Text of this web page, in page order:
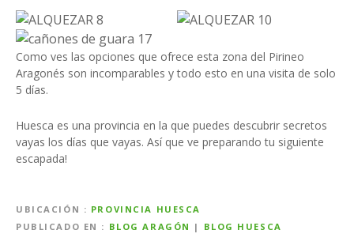
Como ves las opciones que ofrece esta zona del Pirineo
Aragonés son incomparables y todo esto en una visita de solo
5 días.
Huesca es una provincia en la que puedes descubrir secretos
vayas los días que vayas. Así que ve preparando tu siguiente
escapada!
UBICACIÓN
PROVINCIA HUESCA
PUBLICADO EN
BLOG ARAGÓN | BLOG HUESCA